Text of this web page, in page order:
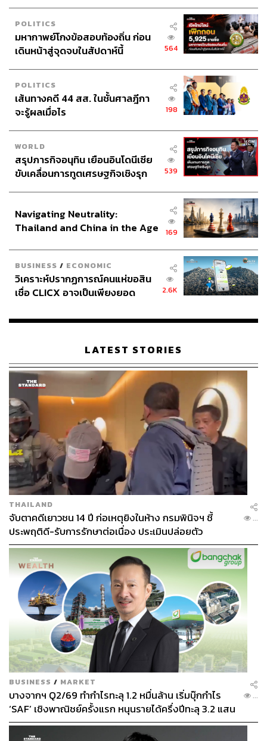
POLITICS
มหากาพย์โกงข้อสอบท้องถิ่น ก่อน
เดินหน้าสู่จุดจบในสัปดาห์นี้
564
POLITICS
เส้นทางคดี 44 สส. ในชั้นศาลฎีกา
จะรู้ผลเมื่อไร
198
WORLD
สรุปภารกิจอนุทิน เยือนอินโดนีเซีย
ขับเคลื่อนการทูตเศรษฐกิจเชิงรุก
539
Navigating Neutrality:
Thailand and China in the Age
169
BUSINESS / ECONOMIC
วิเคราะห์ปรากฏการณ์คนแห่ขอสิน
เชื่อ CLICX อาจเป็นเพียงยอด
เรือนไทยที่ถูกซุกไว้
2.6K
LATEST STORIES
THAILAND
จับตาคดีเยาวชน 14 ปี ก่อเหตุยิงในห้าง กรมพินิจฯ ชี้
ประพฤติดี-รับการรักษาต่อเนื่อง ประเมินปล่อยตัว
...
BUSINESS / MARKET
บางจากฯ Q2/69 ทำกำไรทะลุ 1.2 หมื่นล้าน เริ่มบุ๊กกำไร
‘SAF’ เชิงพาณิชย์ครั้งแรก หนุนรายได้ครึ่งปีทะลุ 3.2 แสน
ล้าน
...